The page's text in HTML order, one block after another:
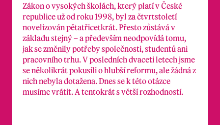
Zákon o vysokých školách, který platí v České
republice už od roku 1998, byl za čtvrtstoletí
novelizován pětatřicetkrát. Přesto zůstává v
základu stejný – a především neodpovídá tomu,
jak se změnily potřeby společnosti, studentů ani
pracovního trhu. V posledních dvaceti letech jsme
se několikrát pokusili o hlubší reformu, ale žádná z
nich nebyla dotažena. Dnes se k této otázce
musíme vrátit. A tentokrát s větší rozhodností.